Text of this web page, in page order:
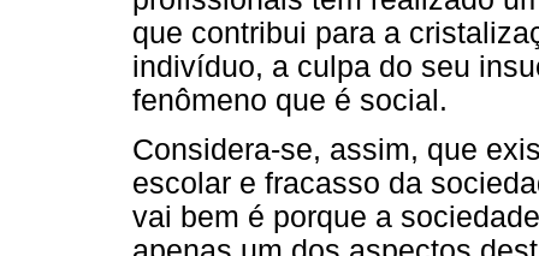
que contribui para a
indivíduo, a culpa do seu
fenômeno que é social.
Considera-se, assim, que
escolar e fracasso da
vai bem é porque a